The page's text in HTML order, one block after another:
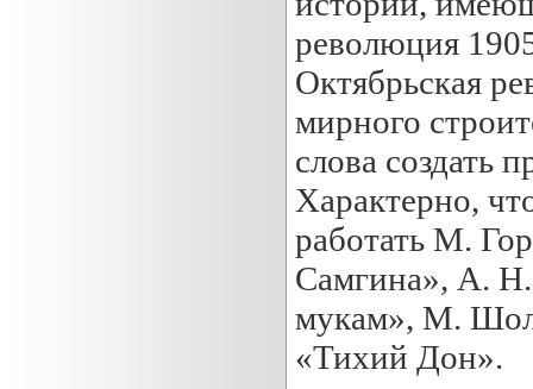
революция
Октябрьская
мирного
слова создать
Характерно,
работать М.
Самгина», А.
мукам», М.
«Тихий Дон».